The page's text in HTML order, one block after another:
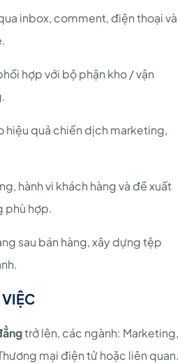
inbox, comment, điện thoại và
hợp với bộ phận kho / vận
hiệu quả chiến dịch marketing,
hành vi khách hàng và đề xuất
phù hợp.
sau bán hàng, xây dựng tệp
trở lên, các ngành: Marketing,
mại điện tử hoặc liên quan.